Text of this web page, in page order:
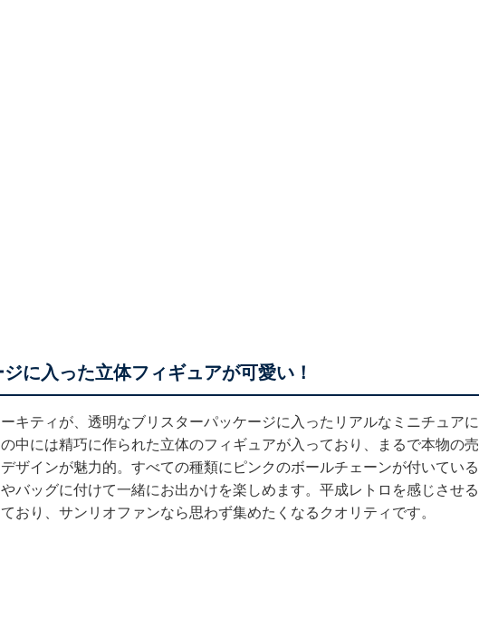
に入った立体フィギュアが可愛い！
キティが、透明なブリスターパッケージに入ったリアルなミニチュア
中には精巧に作られた立体のフィギュアが入っており、まるで本物の
ザインが魅力的。すべての種類にピンクのボールチェーンが付いてい
バッグに付けて一緒にお出かけを楽しめます。平成レトロを感じさせ
おり、サンリオファンなら思わず集めたくなるクオリティです。